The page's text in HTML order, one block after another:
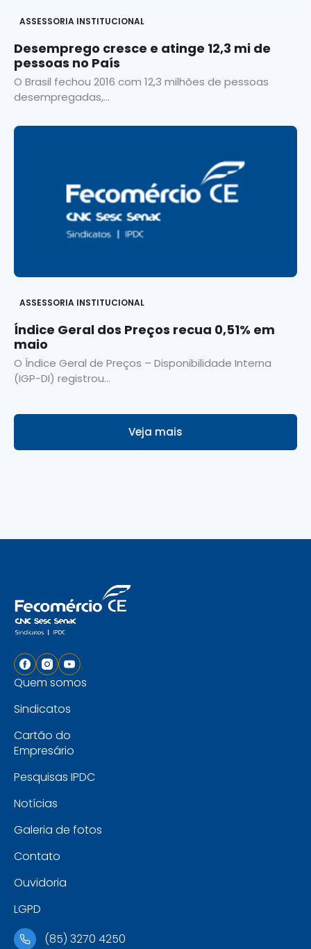
ASSESSORIA INSTITUCIONAL
Desemprego cresce e atinge 12,3 mi de
pessoas no País
O Brasil fechou 2016 com 12,3 milhões de pessoas
desempregadas,...
ASSESSORIA INSTITUCIONAL
Índice Geral dos Preços recua 0,51% em
maio
O Índice Geral de Preços – Disponibilidade Interna
(IGP-DI) registrou...
Veja mais
Quem somos
Sindicatos
Cartão do
Empresário
Pesquisas IPDC
Notícias
Galeria de fotos
Contato
Ouvidoria
LGPD
(85) 3270 4250